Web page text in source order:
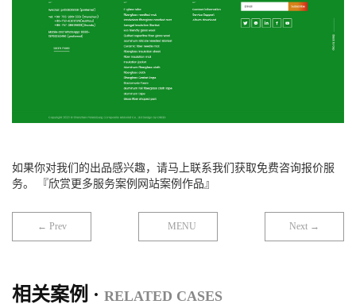
如果你对我们的出品感兴趣，请马上联系我们获取免费咨询报价服
务。 『欣赏更多服务案例网站案例作品』
← Prev MENU Next →
相关案例 · RELATED CASES